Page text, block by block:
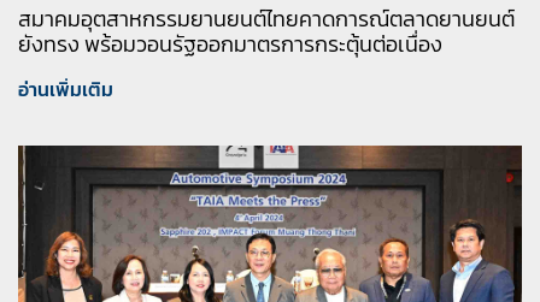
สมาคมอุตสาหกรรมยานยนต์ไทยคาดการณ์ตลาดยานยนต์
ยังทรง พร้อมวอนรัฐออกมาตรการกระตุ้นต่อเนื่อง
อ่านเพิ่มเติม